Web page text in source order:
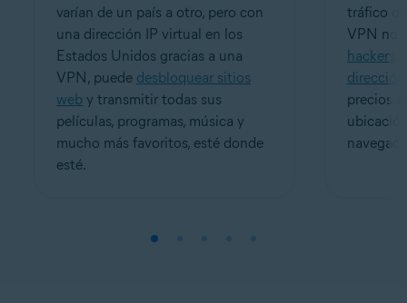
varían de un país a otro, pero con
una dirección IP virtual en los
Estados Unidos gracias a una
VPN, puede desbloquear sitios
web y transmitir todas sus
películas, programas, música y
mucho más favoritos, esté donde
esté.
tráfico
VPN no
hackers
precios